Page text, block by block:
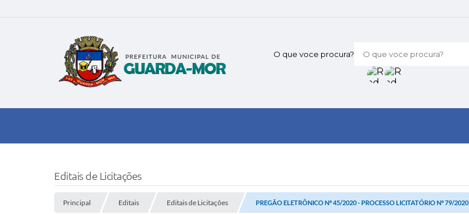
O que voce procura?
Editais de Licitações
Principal Editais Editais de Licitações PREGÃO ELETRÔNICO Nº 45/2020 - PROCESSO LICITATÓRIO Nº 79/2020